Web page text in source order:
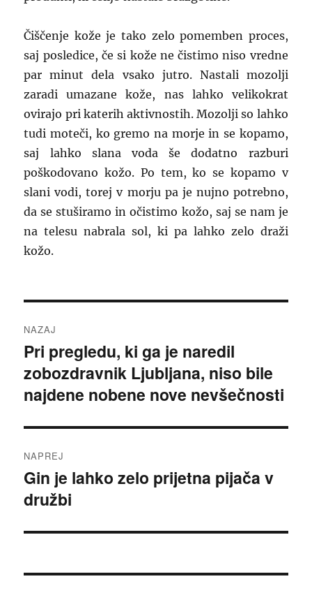
Čiščenje kože je tako zelo pomemben proces,
saj posledice, če si kože ne čistimo niso vredne
par minut dela vsako jutro. Nastali mozolji
zaradi umazane kože, nas lahko velikokrat
ovirajo pri katerih aktivnostih. Mozolji so lahko
tudi moteči, ko gremo na morje in se kopamo,
saj lahko slana voda še dodatno razburi
poškodovano kožo. Po tem, ko se kopamo v
slani vodi, torej v morju pa je nujno potrebno,
da se stuširamo in očistimo kožo, saj se nam je
na telesu nabrala sol, ki pa lahko zelo draži
kožo.
prispevka
NAZAJ
Prejšnji
prispevek:
Pri pregledu, ki ga je naredil
zobozdravnik Ljubljana, niso bile
najdene nobene nove nevšečnosti
NAPREJ
Naslednji
prispevek:
Gin je lahko zelo prijetna pijača v
družbi